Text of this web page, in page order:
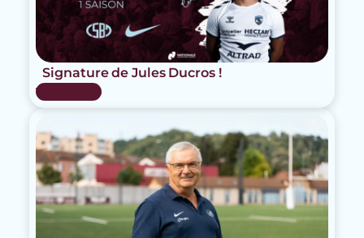
Signature de Jules Ducros !
15 Juil 2026